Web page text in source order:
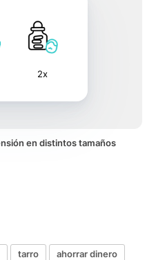
2x
en distintos tamaños
tarro
ahorrar dinero